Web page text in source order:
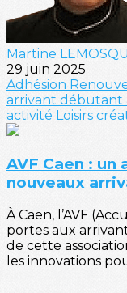
Martine
29 juin 2025
Adhésion
arrivant débutant
activité Loisirs
AVF Caen :
nouveaux
À Caen, l’AVF
portes aux
de cette
les innovations